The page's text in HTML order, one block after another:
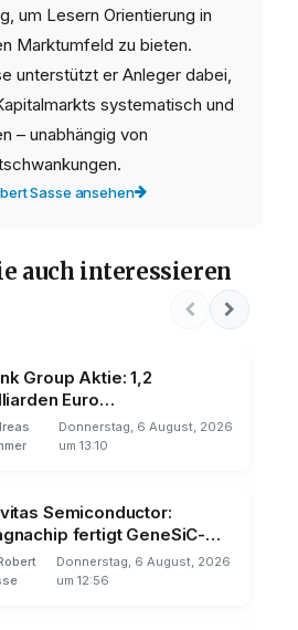
um Lesern Orientierung in
Marktumfeld zu bieten.
unterstützt er Anleger dabei,
systematisch und
– unabhängig von
Sasse ansehen
auch interessieren
Group Aktie: 1,2
Euro
Donnerstag, 6 August, 2026
um 13:10
Semiconductor:
fertigt GeneSiC-
Donnerstag, 6 August, 2026
um 12:56